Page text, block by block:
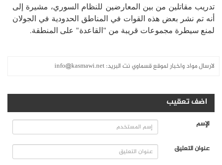
تدريب مقاتلين من بين المعارضين للنظام السوري، مشيرة إلى
أنه تم نشر بعض هذه القوات في المناطق الحدودية في الجولان
لمنع سيطرة مجموعات قريبة من "القاعدة" على المنطقة.
لارسال مواد واخبار لموقع قسماوي نت البريد:info@kasmawi.net
اضف تعقيب
الإسم
عنوان التعليق